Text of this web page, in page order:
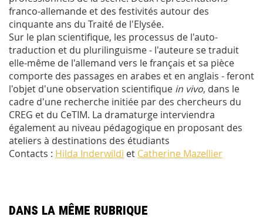
franco-allemande et des festivités autour des
cinquante ans du Traité de l'Elysée.
Sur le plan scientifique, les processus de l'auto-
traduction et du plurilinguisme - l'auteure se traduit
elle-même de l'allemand vers le français et sa pièce
comporte des passages en arabes et en anglais - feront
l'objet d'une observation scientifique in vivo, dans le
cadre d'une recherche initiée par des chercheurs du
CREG et du CeTIM. La dramaturge interviendra
également au niveau pédagogique en proposant des
ateliers à destinations des étudiants
Contacts : Hilda Inderwildi et Catherine Mazellier
Dans la même rubrique